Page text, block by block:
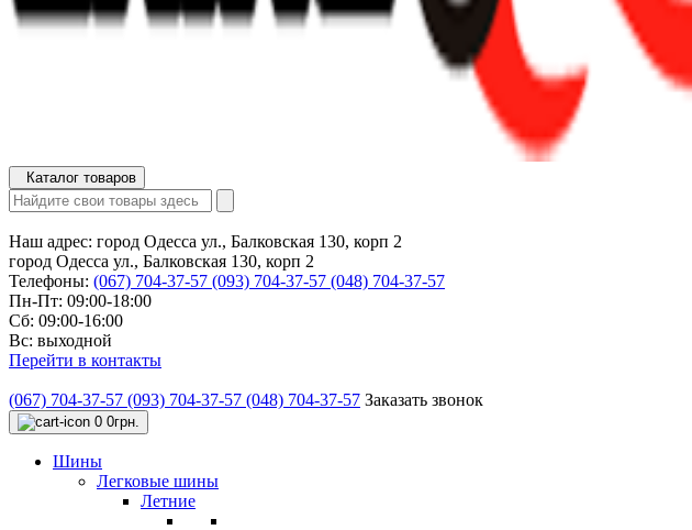
Каталог товаров
Наш адрес: город Одесса ул., Балковская 130, корп 2
город Одесса ул., Балковская 130, корп 2
Телефоны: (067) 704-37-57 (093) 704-37-57 (048) 704-37-57
Пн-Пт: 09:00-18:00
Сб: 09:00-16:00
Вс: выходной
Перейти в контакты
(067) 704-37-57 (093) 704-37-57 (048) 704-37-57 Заказать звонок
0 0грн.
Шины
Легковые шины
Летние